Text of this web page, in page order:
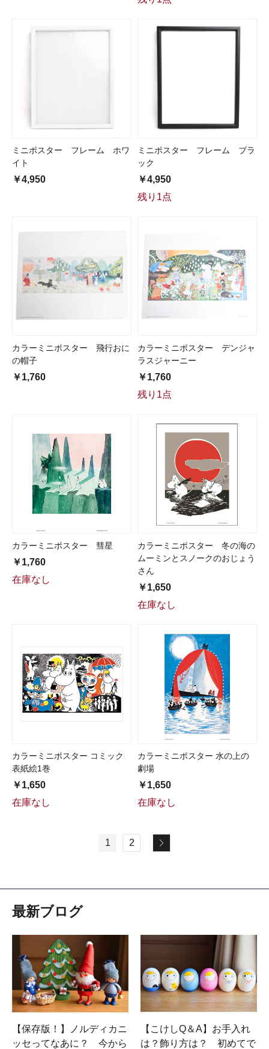
ミニポスター フレーム ホワ
イト
￥4,950
ミニポスター フレーム ブラ
ック
￥4,950
残り1点
カラーミニポスター 飛行おに
の帽子
￥1,760
カラーミニポスター デンジャ
ラスジャーニー
￥1,760
残り1点
カラーミニポスター 彗星
￥1,760
在庫なし
カラーミニポスター 冬の海の
ムーミンとスノークのおじょう
さん
￥1,650
在庫なし
カラーミニポスター コミック
表紙絵1巻
￥1,650
在庫なし
カラーミニポスター 水の上の
劇場
￥1,650
在庫なし
1 2
最新ブログ
【保存版！】ノルディカニ
ッセってなあに？ 今から
【こけしQ＆A】お手入れ
は？飾り方は？ 初めてで